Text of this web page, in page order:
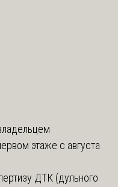
этаже с августа
ДТК (дульного